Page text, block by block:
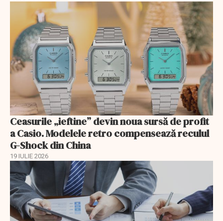
Ceasurile „ieftine” devin noua sursă de profit
a Casio. Modelele retro compensează reculul
G-Shock din China
19 IULIE 2026